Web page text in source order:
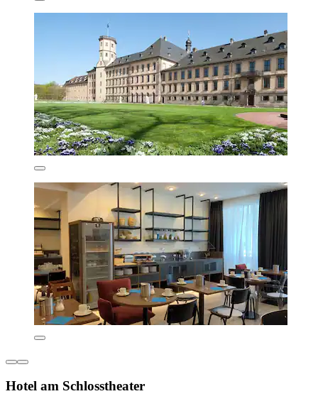
Hotel am Schlosstheater